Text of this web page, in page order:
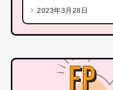
2023年3月28日